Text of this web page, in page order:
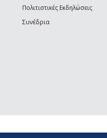
Πολιτιστικές Εκδηλώσεις
Συνέδρια